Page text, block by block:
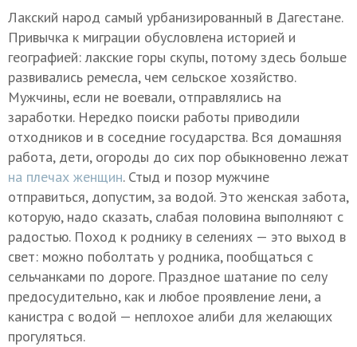
Лакский народ самый урбанизированный в Дагестане.
Привычка к миграции обусловлена историей и
географией: лакские горы скупы, потому здесь больше
развивались ремесла, чем сельское хозяйство.
Мужчины, если не воевали, отправлялись на
заработки. Нередко поиски работы приводили
отходников и в соседние государства. Вся домашняя
работа, дети, огороды до сих пор обыкновенно лежат
на плечах женщин. Стыд и позор мужчине
отправиться, допустим, за водой. Это женская забота,
которую, надо сказать, слабая половина выполняют с
радостью. Поход к роднику в селениях — это выход в
свет: можно поболтать у родника, пообщаться с
сельчанками по дороге. Праздное шатание по селу
предосудительно, как и любое проявление лени, а
канистра с водой — неплохое алиби для желающих
прогуляться.